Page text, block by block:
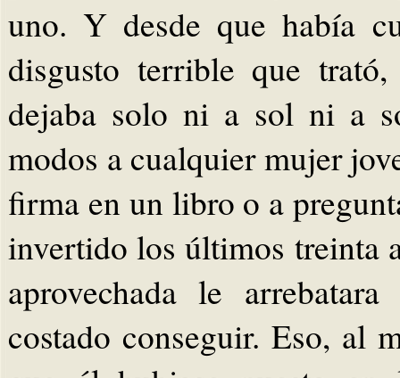
uno. Y desde que había
disgusto terrible que
dejaba solo ni a sol ni a
modos a cualquier mujer
firma en un libro o a
invertido los últimos treinta
aprovechada le
costado conseguir. Eso, al